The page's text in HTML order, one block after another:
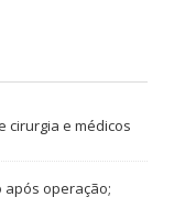
cirurgia e médicos
após operação;